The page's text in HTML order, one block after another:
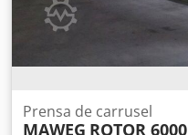
Prensa de carrusel
MAWEG ROTOR 6000